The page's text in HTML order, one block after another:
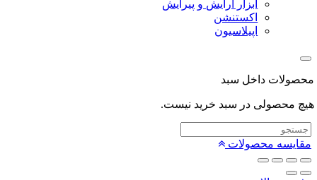
ابزار آرایش و پیرایش
اکستنشن
اپیلاسیون
داخل سبد
در سبد خرید نیست.
محصولات